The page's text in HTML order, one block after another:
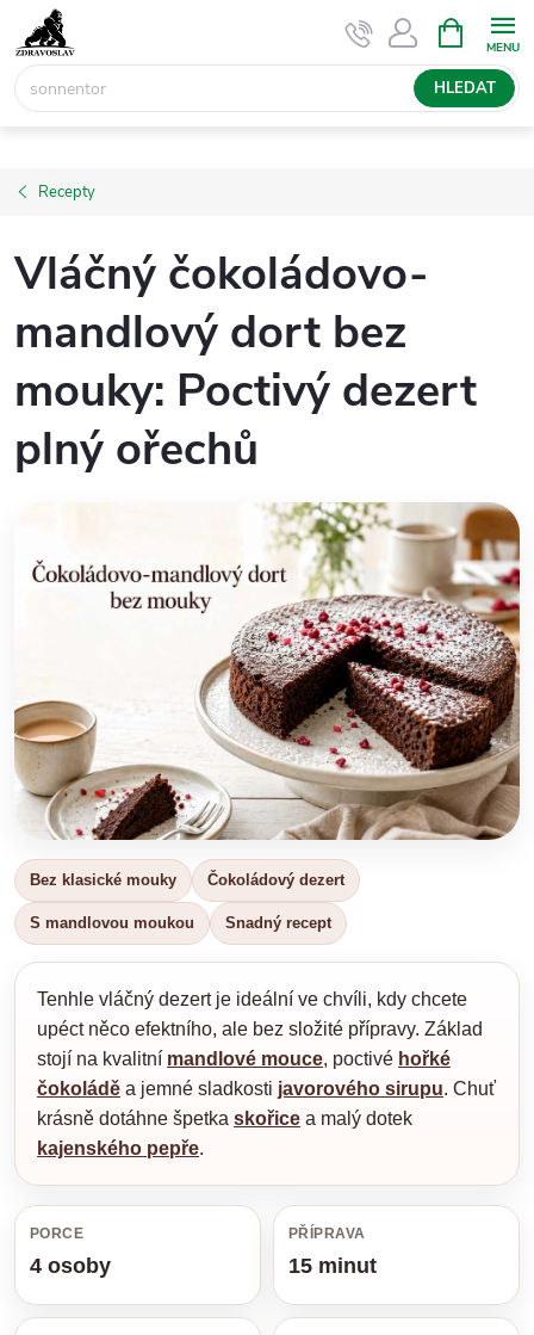
na
obsah
HLEDAT
NÁKUPNÍ
KOŠÍK
Recepty
Vláčný čokoládovo-
mandlový dort bez
mouky: Poctivý dezert
plný ořechů
Bez klasické mouky Čokoládový dezert
S mandlovou moukou Snadný recept
Tenhle vláčný dezert je ideální ve chvíli, kdy chcete
upéct něco efektního, ale bez složité přípravy. Základ
stojí na kvalitní mandlové mouce, poctivé hořké
čokoládě a jemné sladkosti javorového sirupu. Chuť
krásně dotáhne špetka skořice a malý dotek
kajenského pepře.
PORCE
4 osoby
PŘÍPRAVA
15 minut